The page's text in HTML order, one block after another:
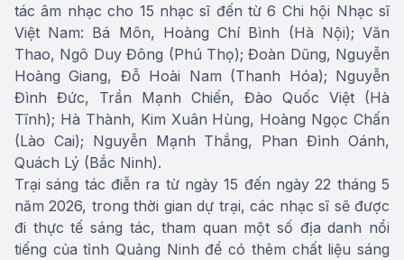
tác âm nhạc cho 15 nhạc sĩ đến từ 6 Chi hội Nhạc sĩ
Việt Nam: Bá Môn, Hoàng Chí Bình (Hà Nội); Văn
Thao, Ngô Duy Đông (Phú Thọ); Đoàn Dũng, Nguyễn
Hoàng Giang, Đỗ Hoài Nam (Thanh Hóa); Nguyễn
Đình Đức, Trần Mạnh Chiến, Đào Quốc Việt (Hà
Tĩnh); Hà Thành, Kim Xuân Hùng, Hoàng Ngọc Chấn
(Lào Cai); Nguyễn Mạnh Thắng, Phan Đình Oánh,
Quách Lý (Bắc Ninh).
Trại sáng tác điễn ra từ ngày 15 đến ngày 22 tháng 5
năm 2026, trong thời gian dự trại, các nhạc sĩ sẽ được
đi thực tế sáng tác, tham quan một số địa danh nổi
tiếng của tỉnh Quảng Ninh để có thêm chất liệu sáng